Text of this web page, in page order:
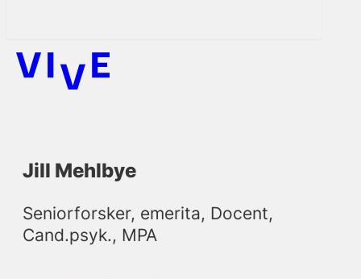
Jill Mehlbye
Seniorforsker, emerita, Docent,
Cand.psyk., MPA